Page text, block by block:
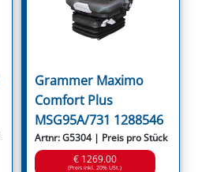
Grammer Maximo
Comfort Plus
MSG95A/731 1288546
Artnr: G5304 | Preis pro Stück
€ 1269.00
(Preis inkl. 20% USt.)